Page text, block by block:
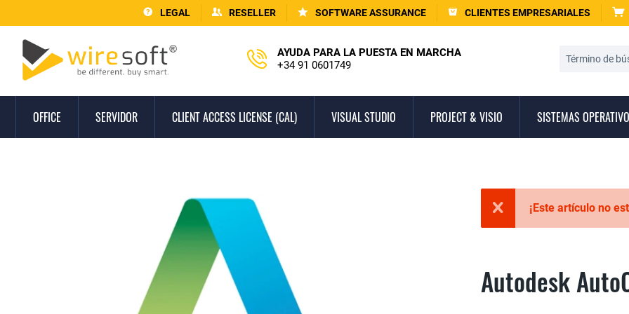
LEGAL RESELLER SOFTWARE ASSURANCE CLIENTES EMPRESARIALES
AYUDA PARA LA PUESTA EN MARCHA
+34 91 0601749
OFFICE SERVIDOR CLIENT ACCESS LICENSE (CAL) VISUAL STUDIO PROJECT & VISIO SISTEMAS
¡Este artículo no
Autodesk